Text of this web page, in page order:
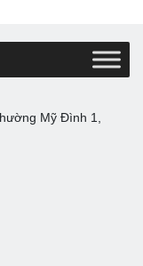
Mỹ Đình 1,